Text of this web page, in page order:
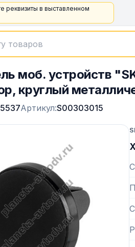
реквизиты в выставленном
моб. устройств
круглый
Артикул:S00303015